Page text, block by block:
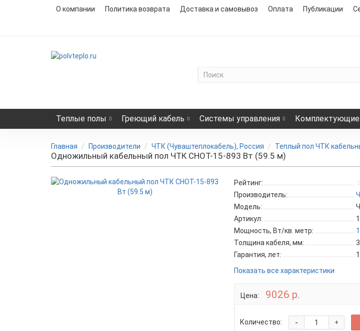
О компании Политика возврата Доставка и самовывоз Оплата Публикации
Теплые полы Греющий кабель Системы управления Комплектующие
Главная Производители ЧТК (Чуваштеплокабель), Россия Теплый пол ЧТК
Одножильный кабельный пол ЧТК СНОТ-15-893 Вт (59.5 м)
Рейтинг:
Производитель:
Модель:
Артикул:
Мощность, Вт/кв. метр:
Толщина кабеля, мм:
Гарантия, лет:
Показать все характеристики
Цена: 9026 р.
Количество: +
-